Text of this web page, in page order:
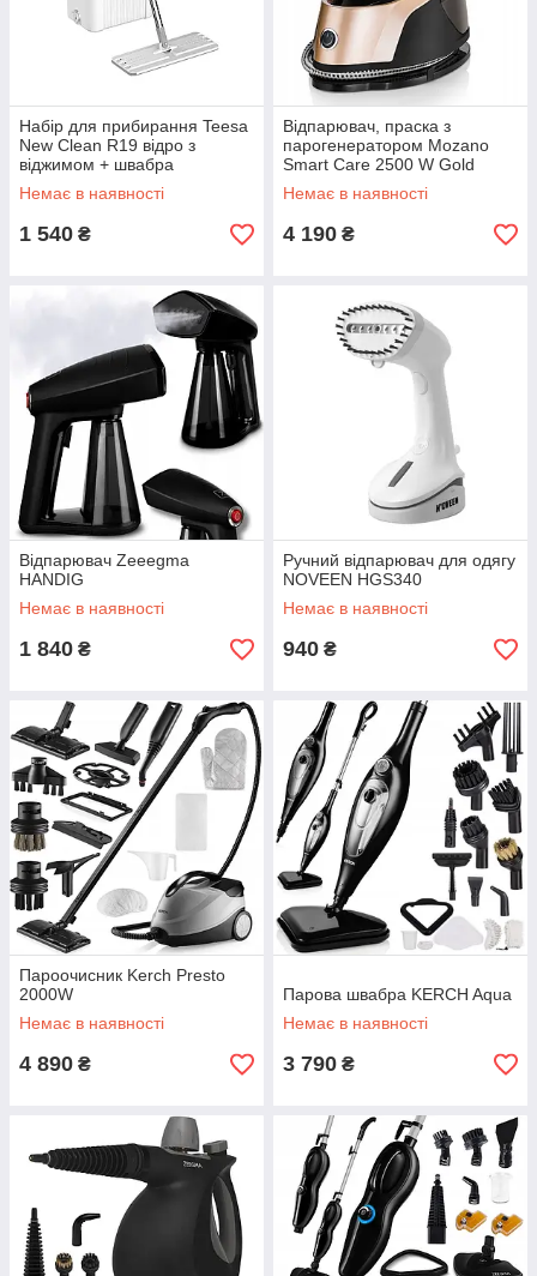
Набір для прибирання Teesa
New Clean R19 відро з
віджимом + швабра
Немає в наявності
1 540 ₴
Відпарювач, праска з
парогенератором Mozano
Smart Care 2500 W Gold
Немає в наявності
4 190 ₴
Відпарювач Zeeegma
HANDIG
Немає в наявності
1 840 ₴
Ручний відпарювач для одягу
NOVEEN HGS340
Немає в наявності
940 ₴
Пароочисник Kerch Presto
2000W
Немає в наявності
4 890 ₴
Парова швабра KERCH Aqua
Немає в наявності
3 790 ₴